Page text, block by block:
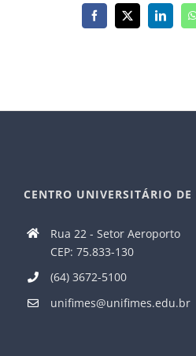
Facebook
X
CENTRO UNIVERSITÁRIO
Rua 22 - Setor Aeroporto
CEP: 75.833-130
(64) 3672-5100
unifimes@unifimes.edu.br